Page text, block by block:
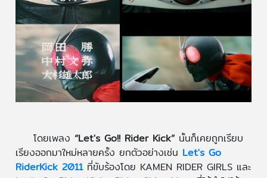
โดยเพลง “Let's Go!! Rider Kick”นั้นก็เคยถูกเรียบ
เรียงออกมาใหม่หลายครั้ง ยกตัวอย่างเช่น Let's Go
RiderKick 2011ที่ขับร้องโดย KAMEN RIDER GIRLS และ